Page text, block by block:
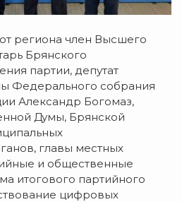
региона член Высшего
Брянского
партии, депутат
Федерального собрания
Александр Богомаз,
Думы, Брянской
главы местных
и общественные
итогового партийного
цифровых